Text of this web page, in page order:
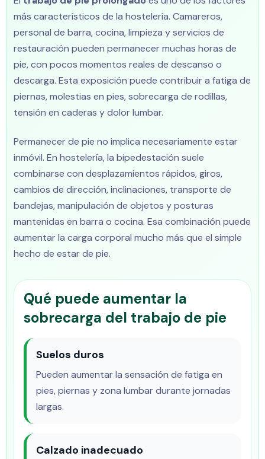
más característicos de la hostelería. Camareros,
personal de barra, cocina, limpieza y servicios de
restauración pueden permanecer muchas horas de
pie, con pocos momentos reales de descanso o
descarga. Esta exposición puede contribuir a fatiga de
piernas, molestias en pies, sobrecarga de rodillas,
tensión en caderas y dolor lumbar.
Permanecer de pie no implica necesariamente estar
inmóvil. En hostelería, la bipedestación suele
combinarse con desplazamientos rápidos, giros,
cambios de dirección, inclinaciones, transporte de
bandejas, manipulación de objetos y posturas
mantenidas en barra o cocina. Esa combinación puede
aumentar la carga corporal mucho más que el simple
hecho de estar de pie.
Qué puede aumentar la
sobrecarga del trabajo de pie
Suelos duros
Pueden aumentar la sensación de fatiga en
pies, piernas y zona lumbar durante jornadas
largas.
Calzado inadecuado